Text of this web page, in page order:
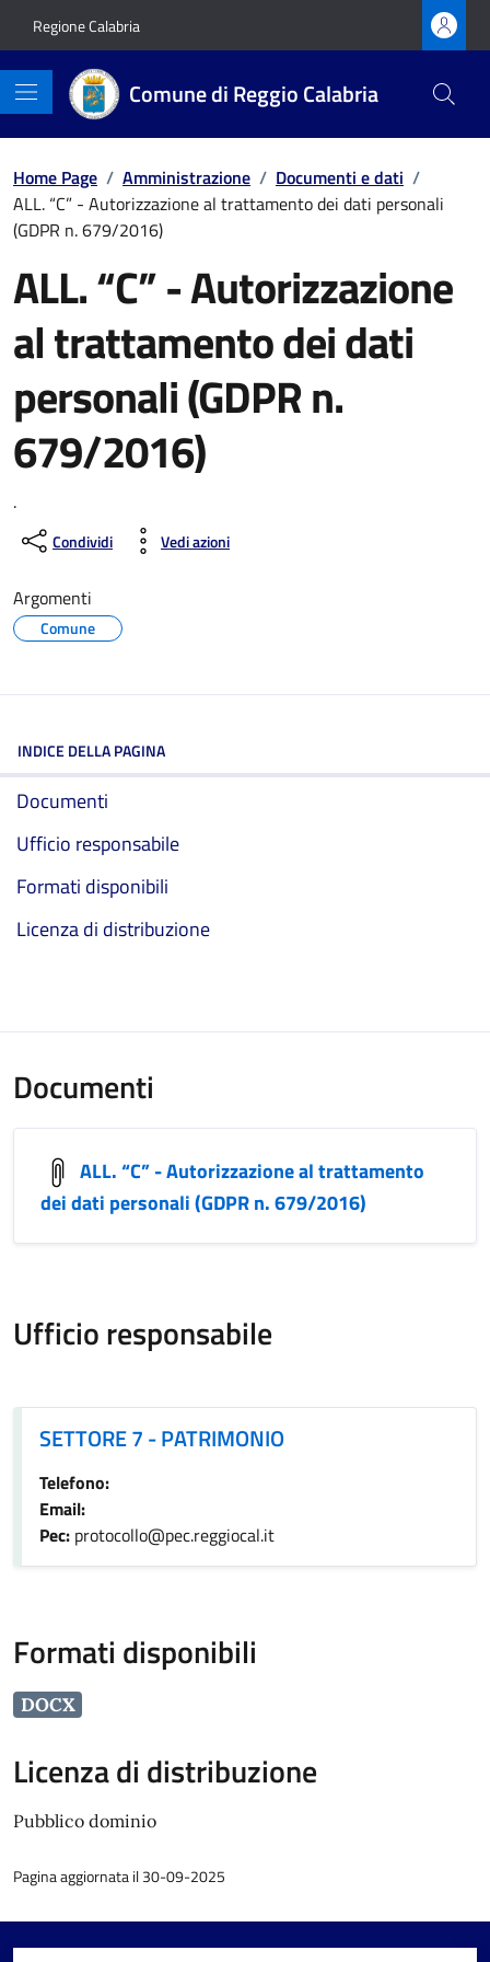
Regione Calabria
Comune di Reggio Calabria
Home Page / Amministrazione / Documenti e dati /
ALL. “C” - Autorizzazione al trattamento dei dati personali
(GDPR n. 679/2016)
ALL. “C” - Autorizzazione
al trattamento dei dati
personali (GDPR n.
679/2016)
.
Condividi Vedi azioni
Argomenti
Comune
INDICE DELLA PAGINA
Documenti
Ufficio responsabile
Formati disponibili
Licenza di distribuzione
Documenti
ALL. “C” - Autorizzazione al trattamento
dei dati personali (GDPR n. 679/2016)
Ufficio responsabile
SETTORE 7 - PATRIMONIO
Telefono:
Email:
Pec: protocollo@pec.reggiocal.it
Formati disponibili
DOCX
Licenza di distribuzione
Pubblico dominio
Pagina aggiornata il 30-09-2025